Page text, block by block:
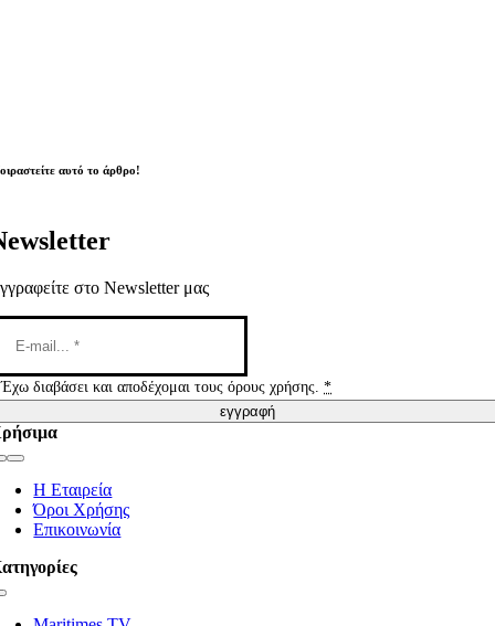
αυτό το άρθρο!
στο Newsletter μας
Έχω διαβάσει και αποδέχομαι τους όρους χρήσης.*
εγγραφή
Η Εταιρεία
Όροι Χρήσης
Επικοινωνία